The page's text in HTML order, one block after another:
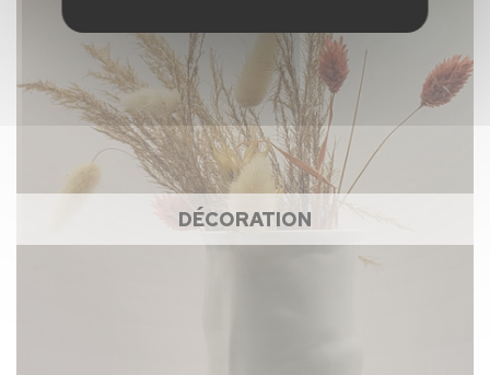
DÉCORATION